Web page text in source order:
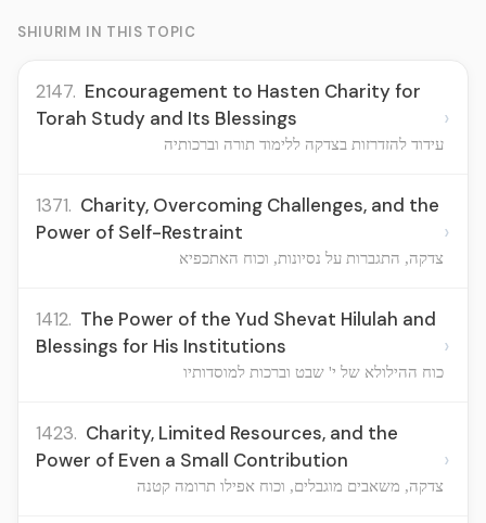
SHIURIM IN THIS TOPIC
2147. Encouragement to Hasten Charity for
Torah Study and Its Blessings
עידוד להזדרזות בצדקה ללימוד תורה וברכותיה
›
1371. Charity, Overcoming Challenges, and the
Power of Self-Restraint
צדקה, התגברות על נסיונות, וכוח האתכפיא
›
1412. The Power of the Yud Shevat Hilulah and
Blessings for His Institutions
כוח ההילולא של י' שבט וברכות למוסדותיו
›
1423. Charity, Limited Resources, and the
Power of Even a Small Contribution
צדקה, משאבים מוגבלים, וכוח אפילו תרומה קטנה
›